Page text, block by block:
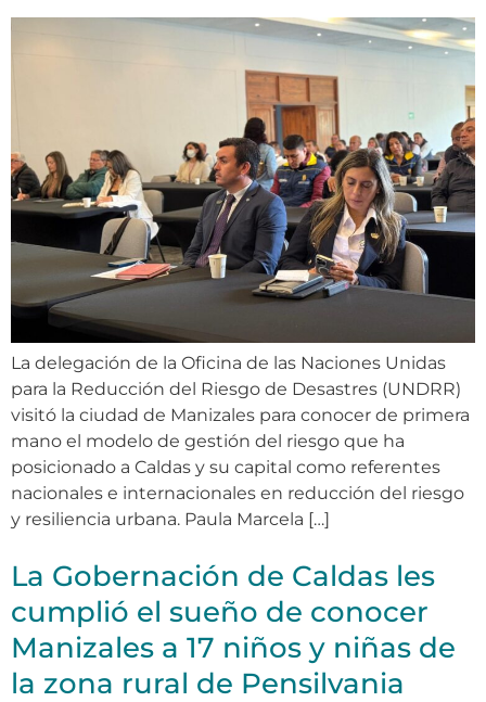
La delegación de la Oficina de las Naciones Unidas
para la Reducción del Riesgo de Desastres (UNDRR)
visitó la ciudad de Manizales para conocer de primera
mano el modelo de gestión del riesgo que ha
posicionado a Caldas y su capital como referentes
nacionales e internacionales en reducción del riesgo
y resiliencia urbana. Paula Marcela […]
La Gobernación de Caldas les
cumplió el sueño de conocer
Manizales a 17 niños y niñas de
la zona rural de Pensilvania